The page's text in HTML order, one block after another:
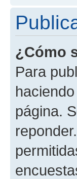
¿Cómo
Para
página.